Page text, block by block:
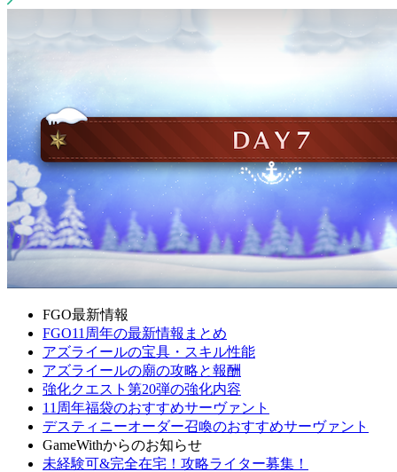
FGO最新情報
FGO11周年の最新情報まとめ
アズライールの宝具・スキル性能
アズライールの廟の攻略と報酬
強化クエスト第20弾の強化内容
11周年福袋のおすすめサーヴァント
デスティニーオーダー召喚のおすすめサーヴァント
GameWithからのお知らせ
未経験可&完全在宅！攻略ライター募集！